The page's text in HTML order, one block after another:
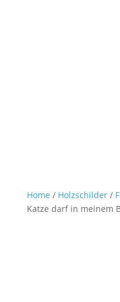
Home / Holzschilder/
Katze darf in meinem